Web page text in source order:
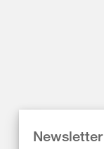
Newsletter